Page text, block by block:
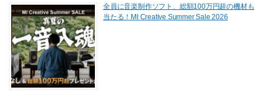
全員に音楽制作ソフト、総額100万円超の機材も
当たる！MI Creative Summer Sale 2026